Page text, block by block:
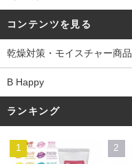
コンテンツを見る
乾燥対策・モイスチャー商品
B Happy
ランキング
1 2